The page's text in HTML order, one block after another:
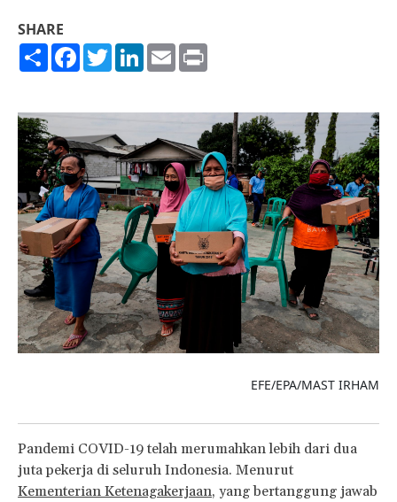
SHARE
ShareFacebook
TwitterLinkedIn
Email
EFE/EPA/MAST IRHAM
Pandemi COVID-19 telah merumahkan lebih dari dua
juta pekerja di seluruh Indonesia. Menurut
Kementerian Ketenagakerjaan, yang bertanggung jawab